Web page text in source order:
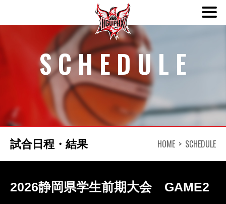
TEAM
SCHEDULE
SCHEDULE
試合日程・結果 HOME SCHEDULE
2026静岡県学生前期大会 GAME2